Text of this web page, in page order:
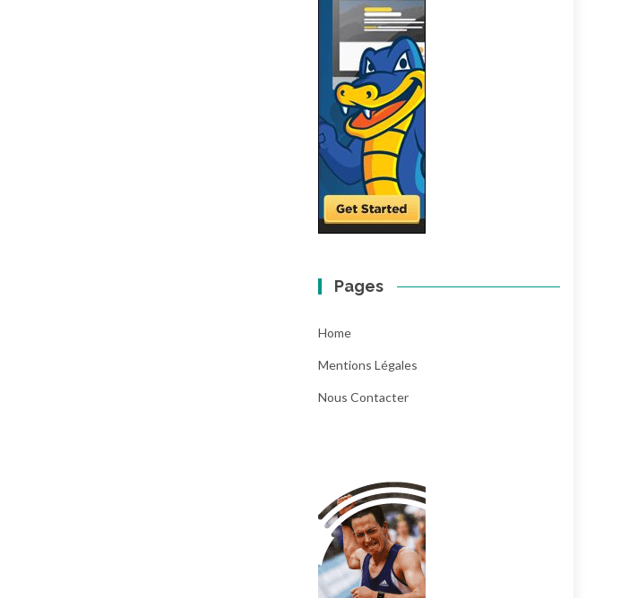
Pages
Home
Mentions Légales
Nous Contacter